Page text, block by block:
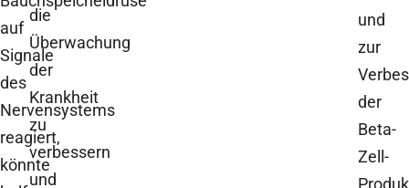
auf
Signale
des
Nervensystems
reagiert,
könnte
die
Überwachung
der
Krankheit
zu
verbessern
und
und
zur
der
Beta-
Zell-